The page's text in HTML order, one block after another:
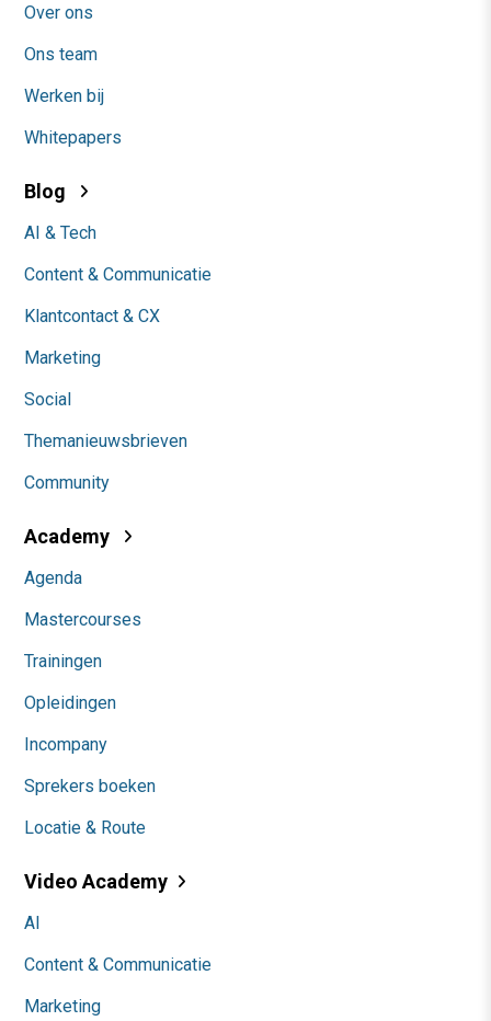
Over ons
Ons team
Werken bij
Whitepapers
Blog
AI & Tech
Content & Communicatie
Klantcontact & CX
Marketing
Social
Themanieuwsbrieven
Community
Academy
Agenda
Mastercourses
Trainingen
Opleidingen
Incompany
Sprekers boeken
Locatie & Route
Video Academy
AI
Content & Communicatie
Marketing